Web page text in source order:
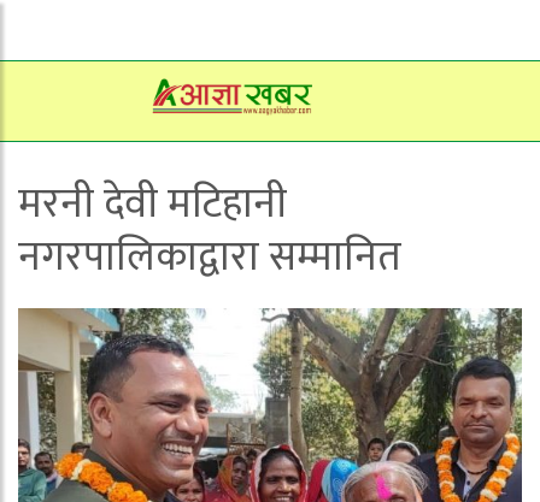
मरनी देवी मटिहानी
नगरपालिकाद्वारा सम्मानित